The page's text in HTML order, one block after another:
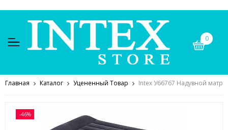
0
Главная Каталог Уцененный Товар Intex У66767 Надувной
-46%